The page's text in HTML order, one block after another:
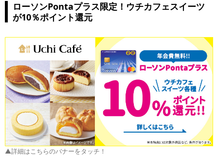
ローソンPontaプラス限定！ウチカフェスイーツ
が10％ポイント還元
▲詳細はこちらのバナーをタッチ！